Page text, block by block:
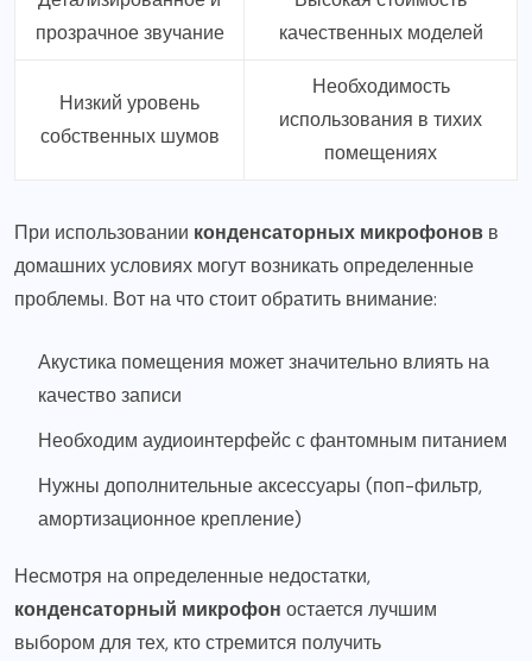
прозрачное звучание
качественных моделей
Низкий уровень
собственных шумов
Необходимость
использования в тихих
помещениях
При использовании конденсаторных микрофонов в
домашних условиях могут возникать определенные
проблемы. Вот на что стоит обратить внимание:
Акустика помещения может значительно влиять на
качество записи
Необходим аудиоинтерфейс с фантомным питанием
Нужны дополнительные аксессуары (поп-фильтр,
амортизационное крепление)
Несмотря на определенные недостатки,
конденсаторный микрофон остается лучшим
выбором для тех, кто стремится получить